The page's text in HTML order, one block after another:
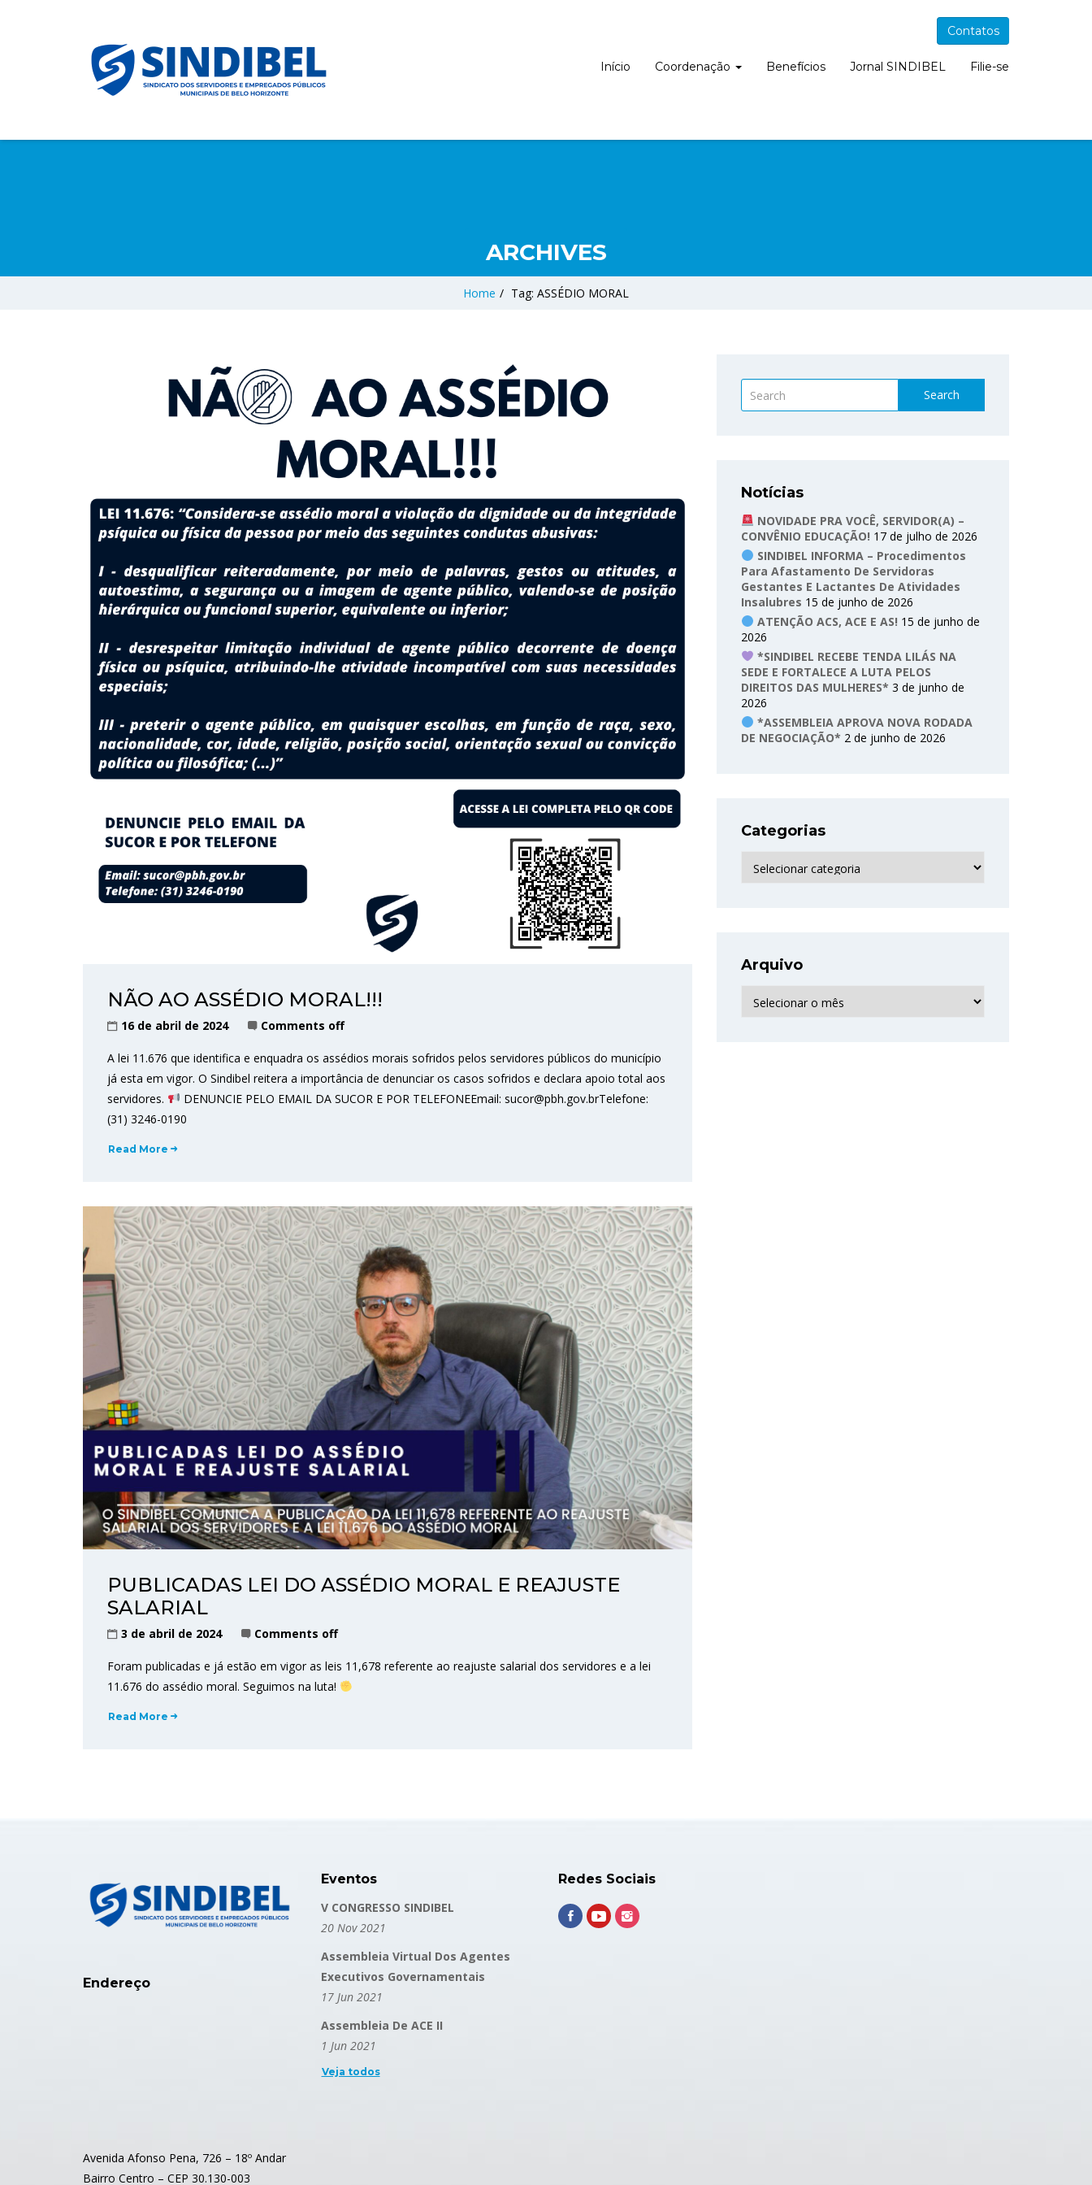
Contatos
Início Coordenação Benefícios Jornal SINDIBEL Filie-se
ARCHIVES
Home / Tag: ASSÉDIO MORAL
NÃO AO ASSÉDIO MORAL!!!
16 de abril de 2024 Comments off
A lei 11.676 que identifica e enquadra os assédios morais sofridos pelos servidores públicos do município
já esta em vigor. O Sindibel reitera a importância de denunciar os casos sofridos e declara apoio total aos
servidores.
DENUNCIE PELO EMAIL DA SUCOR E POR TELEFONEEmail: sucor@pbh.gov.brTelefone:
(31) 3246-0190
Read More
PUBLICADAS LEI DO ASSÉDIO MORAL E REAJUSTE
SALARIAL
3 de abril de 2024 Comments off
Foram publicadas e já estão em vigor as leis 11,678 referente ao reajuste salarial dos servidores e a lei
11.676 do assédio moral. Seguimos na luta!
Read More
Search
Notícias
NOVIDADE PRA VOCÊ, SERVIDOR(A) –
CONVÊNIO EDUCAÇÃO! 17 de julho de 2026
SINDIBEL INFORMA – Procedimentos
Para Afastamento De Servidoras
Gestantes E Lactantes De Atividades
Insalubres 15 de junho de 2026
ATENÇÃO ACS, ACE E AS! 15 de junho de
2026
*SINDIBEL RECEBE TENDA LILÁS NA
SEDE E FORTALECE A LUTA PELOS
DIREITOS DAS MULHERES* 3 de junho de
2026
*ASSEMBLEIA APROVA NOVA RODADA
DE NEGOCIAÇÃO* 2 de junho de 2026
Categorias
Categorias
Arquivo
Arquivo
Endereço
Avenida Afonso Pena, 726 – 18º Andar
Bairro Centro – CEP 30.130-003
Eventos
V CONGRESSO SINDIBEL
20 Nov 2021
Assembleia Virtual Dos Agentes
Executivos Governamentais
17 Jun 2021
Assembleia De ACE II
1 Jun 2021
Veja todos
Redes Sociais